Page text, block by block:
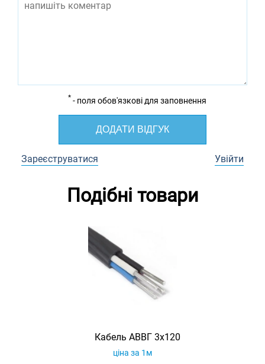
* - поля обов'язкові для заповнення
ДОДАТИ ВІДГУК
Зареєструватися Увійти
Подібні товари
Кабель АВВГ 3х120
ціна за 1м